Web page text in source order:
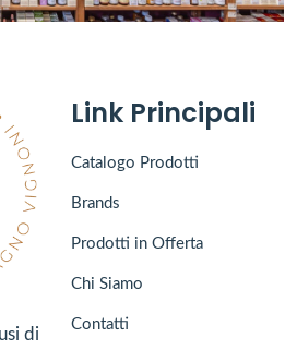
di
Link Principali
Catalogo Prodotti
Brands
Prodotti in Offerta
Chi Siamo
Contatti